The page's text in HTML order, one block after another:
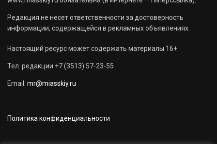
Редакция не несет ответственности за достоверность
информации, содержащейся в рекламных объявлениях.
Настоящий ресурс может содержать материалы 16+
Тел. редакции +7 (3513) 57-23-55
Email: mr@miasskiy.ru
Политика конфиденциальности